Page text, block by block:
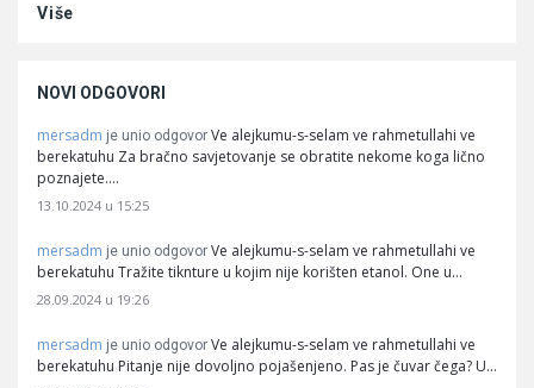
Više
NOVI ODGOVORI
mersadm je unio odgovor Ve alejkumu-s-selam ve rahmetullahi ve
berekatuhu Za bračno savjetovanje se obratite nekome koga lično
poznajete.…
13.10.2024 u 15:25
mersadm je unio odgovor Ve alejkumu-s-selam ve rahmetullahi ve
berekatuhu Tražite tiknture u kojim nije korišten etanol. One u…
28.09.2024 u 19:26
mersadm je unio odgovor Ve alejkumu-s-selam ve rahmetullahi ve
berekatuhu Pitanje nije dovoljno pojašenjeno. Pas je čuvar čega? U…